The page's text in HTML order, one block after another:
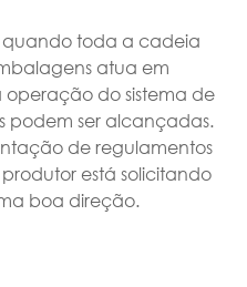
quando toda a cadeia
atua em
do sistema de
podem ser alcançadas.
de regulamentos
está solicitando
boa direção.